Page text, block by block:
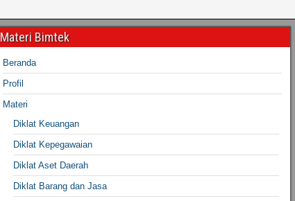
Materi Bimtek
Beranda
Profil
Materi
Diklat Keuangan
Diklat Kepegawaian
Diklat Aset Daerah
Diklat Barang dan Jasa